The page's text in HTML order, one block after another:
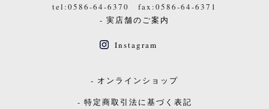
tel:0586-64-6370 fax:0586-64-6371
- 実店舗のご案内
Instagram
- オンラインショップ
- 特定商取引法に基づく表記